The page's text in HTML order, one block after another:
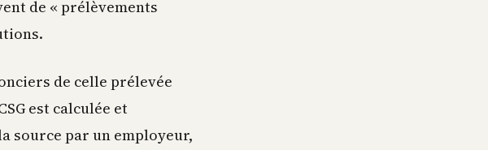
de « prélèvements
de celle prélevée
est calculée et
source par un employeur,